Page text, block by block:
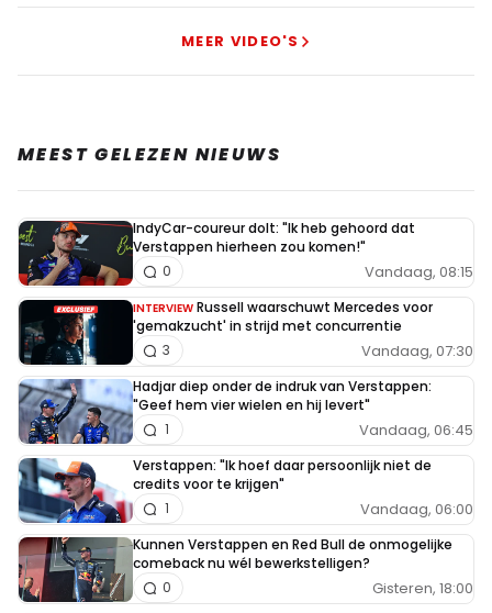
MEER VIDEO'S
MEEST GELEZEN NIEUWS
IndyCar-coureur dolt: "Ik heb gehoord dat
Verstappen hierheen zou komen!"
Vandaag, 08:15
0
INTERVIEW Russell waarschuwt Mercedes voor
'gemakzucht' in strijd met concurrentie
Vandaag, 07:30
3
Hadjar diep onder de indruk van Verstappen:
"Geef hem vier wielen en hij levert"
Vandaag, 06:45
1
Verstappen: "Ik hoef daar persoonlijk niet de
credits voor te krijgen"
Vandaag, 06:00
1
Kunnen Verstappen en Red Bull de onmogelijke
comeback nu wél bewerkstelligen?
Gisteren, 18:00
0